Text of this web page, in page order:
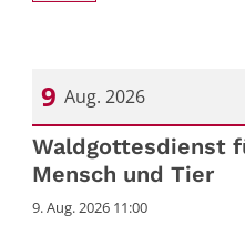
9 Aug. 2026
Datum: 9. August 2026
Waldgottesdienst
Mensch und Tier
9. Aug. 2026 11:00